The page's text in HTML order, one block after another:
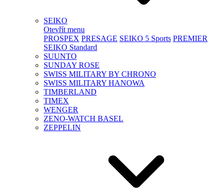
SEIKO
Otevřít menu
PROSPEX PRESAGE SEIKO 5 Sports PREMIER
SEIKO Standard
SUUNTO
SUNDAY ROSE
SWISS MILITARY BY CHRONO
SWISS MILITARY HANOWA
TIMBERLAND
TIMEX
WENGER
ZENO-WATCH BASEL
ZEPPELIN